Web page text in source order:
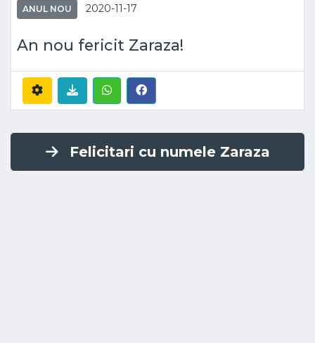
ANUL NOU 2020-11-17
An nou fericit Zaraza!
Felicitari cu numele Zaraza